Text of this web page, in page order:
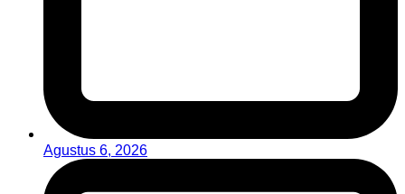
Agustus 6, 2026